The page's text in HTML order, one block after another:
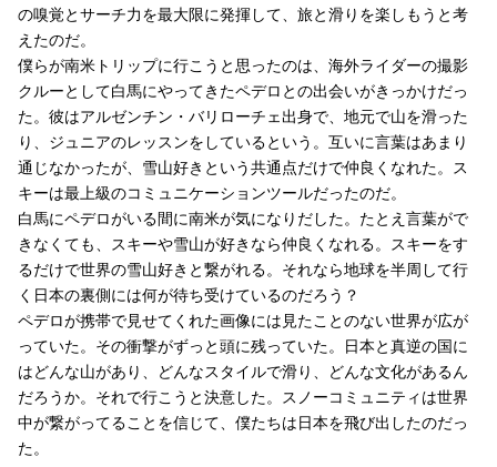
の嗅覚とサーチ力を最大限に発揮して、旅と滑りを楽しもうと考
えたのだ。
僕らが南米トリップに行こうと思ったのは、海外ライダーの撮影
クルーとして白馬にやってきたペデロとの出会いがきっかけだっ
た。彼はアルゼンチン・バリローチェ出身で、地元で山を滑った
り、ジュニアのレッスンをしているという。互いに言葉はあまり
通じなかったが、雪山好きという共通点だけで仲良くなれた。ス
キーは最上級のコミュニケーションツールだったのだ。
白馬にペデロがいる間に南米が気になりだした。たとえ言葉がで
きなくても、スキーや雪山が好きなら仲良くなれる。スキーをす
るだけで世界の雪山好きと繋がれる。それなら地球を半周して行
く日本の裏側には何が待ち受けているのだろう？
ペデロが携帯で見せてくれた画像には見たことのない世界が広が
っていた。その衝撃がずっと頭に残っていた。日本と真逆の国に
はどんな山があり、どんなスタイルで滑り、どんな文化があるん
だろうか。それで行こうと決意した。スノーコミュニティは世界
中が繋がってることを信じて、僕たちは日本を飛び出したのだっ
た。